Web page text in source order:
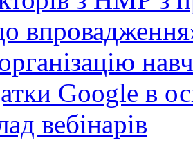
Google в
вебінарів